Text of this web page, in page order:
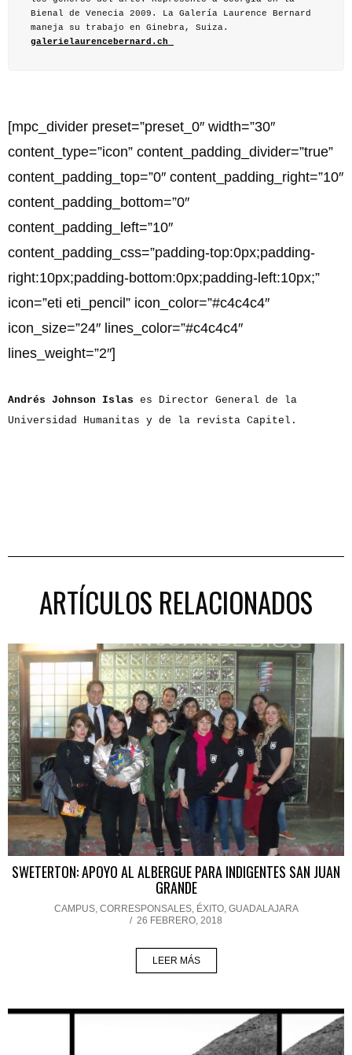
Bienal de Venecia 2009. La Galería Laurence Bernard
maneja su trabajo en Ginebra, Suiza.
galerielaurencebernard.ch
[mpc_divider preset=”preset_0″ width=”30″
content_type=”icon” content_padding_divider=”true”
content_padding_top=”0″ content_padding_right=”10″
content_padding_bottom=”0″
content_padding_left=”10″
content_padding_css=”padding-top:0px;padding-
right:10px;padding-bottom:0px;padding-left:10px;”
icon=”eti eti_pencil” icon_color=”#c4c4c4″
icon_size=”24″ lines_color=”#c4c4c4″
lines_weight=”2″]
Andrés Johnson Islas es Director General de la
Universidad Humanitas y de la revista Capitel.
ARTÍCULOS RELACIONADOS
SWETERTON: APOYO AL ALBERGUE PARA INDIGENTES SAN JUAN
GRANDE
CAMPUS, CORRESPONSALES, ÉXITO, GUADALAJARA
/ 26 FEBRERO, 2018
LEER MÁS